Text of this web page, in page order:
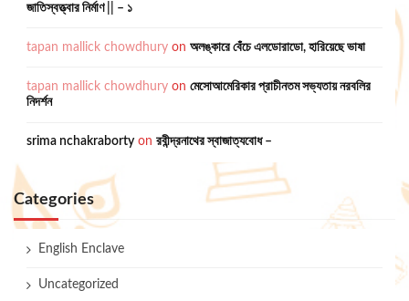
জাতিস্বত্ত্বার নির্মাণ || – ১
tapan mallick chowdhury on অলঙ্কারে বেঁচে এলডোরাডো, হারিয়েছে ভাষা
tapan mallick chowdhury on মেসোআমেরিকার প্রাচীনতম সভ্যতায় নরবলির
নিদর্শন
srima nchakraborty on রবীন্দ্রনাথের স্বাজাত্যবোধ –
Categories
English Enclave
Uncategorized